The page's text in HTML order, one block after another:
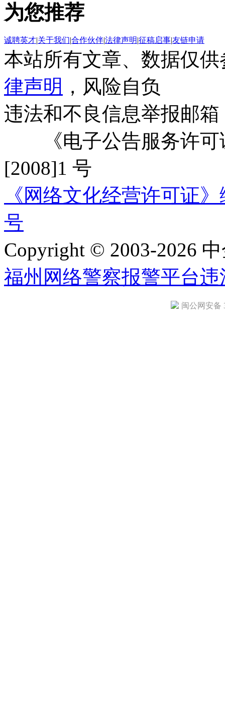
为您推荐
诚聘英才|关于我们|合作伙伴|法律声明|征稿启事|友链申请
本站所有文章、数据仅
律声明 ，风险自负
违法和不良信息举报邮箱
《电子公告服务许可
[2008]1 号
《网络文化经营许可证
号
Copyright © 2003-2026
福州网络警察报警平台违
闽公网安备